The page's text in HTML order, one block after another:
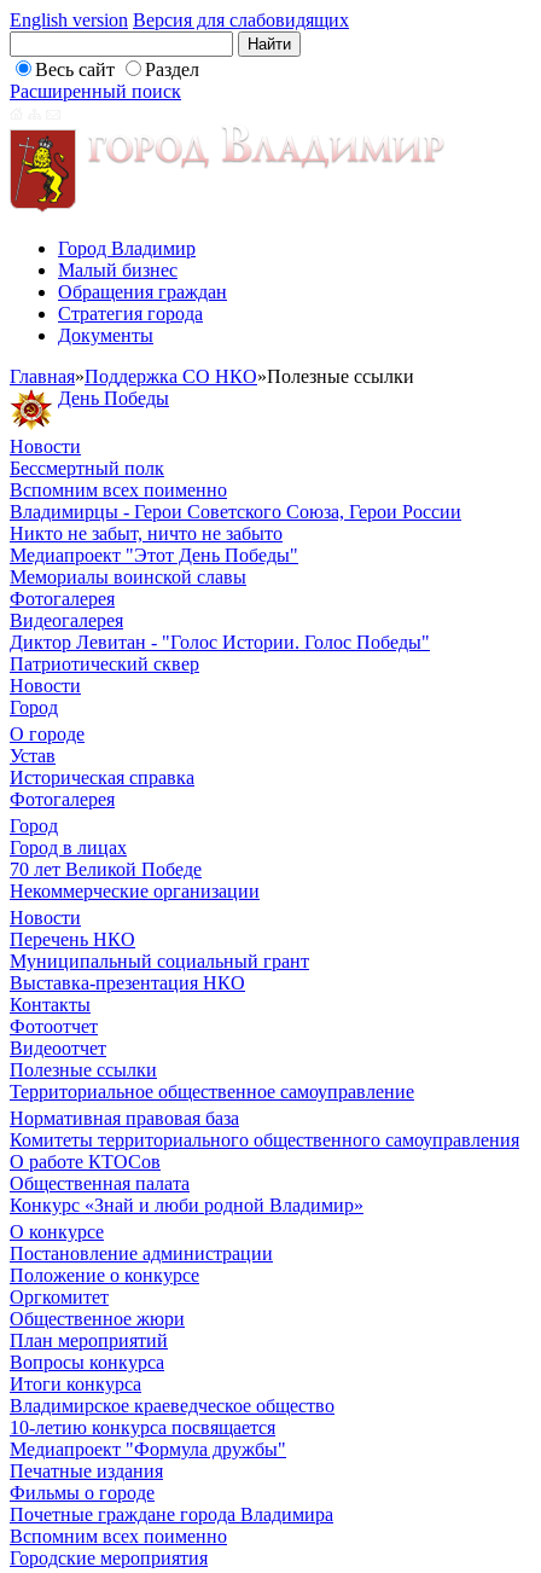
English version Версия для слабовидящих
Весь сайт
Раздел
Расширенный поиск
Город Владимир
Малый бизнес
Обращения граждан
Стратегия города
Документы
Главная»Поддержка СО НКО»Полезные ссылки
День Победы
Новости
Бессмертный полк
Вспомним всех поименно
Владимирцы - Герои Советского Союза, Герои России
Никто не забыт, ничто не забыто
Медиапроект "Этот День Победы"
Мемориалы воинской славы
Фотогалерея
Видеогалерея
Диктор Левитан - "Голос Истории. Голос Победы"
Патриотический сквер
Новости
Город
О городе
Устав
Историческая справка
Фотогалерея
Город
Город в лицах
70 лет Великой Победе
Некоммерческие организации
Новости
Перечень НКО
Муниципальный социальный грант
Выставка-презентация НКО
Контакты
Фотоотчет
Видеоотчет
Полезные ссылки
Территориальное общественное самоуправление
Нормативная правовая база
Комитеты территориального общественного самоуправления
О работе КТОСов
Общественная палата
Конкурс «Знай и люби родной Владимир»
О конкурсе
Постановление администрации
Положение о конкурсе
Оргкомитет
Общественное жюри
План мероприятий
Вопросы конкурса
Итоги конкурса
Владимирское краеведческое общество
10-летию конкурса посвящается
Медиапроект "Формула дружбы"
Печатные издания
Фильмы о городе
Почетные граждане города Владимира
Вспомним всех поименно
Городские мероприятия